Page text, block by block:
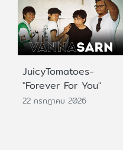
JuicyTomatoes-
"Forever For You"
22 กรกฎาคม 2026